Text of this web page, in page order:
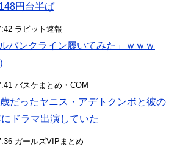
円台半ば
ラビット速報
バンクライン履いてみた」ｗｗｗ
バスケまとめ・COM
だったヤニス・アデトクンボと彼の
ドラマ出演していた
ガールズVIPまとめ